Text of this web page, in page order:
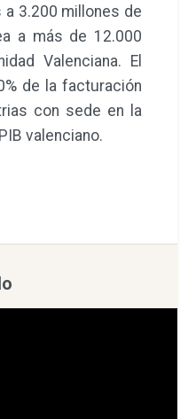
3.200 millones de
a más de 12.000
Valenciana. El
de la facturación
con sede en la
valenciano.